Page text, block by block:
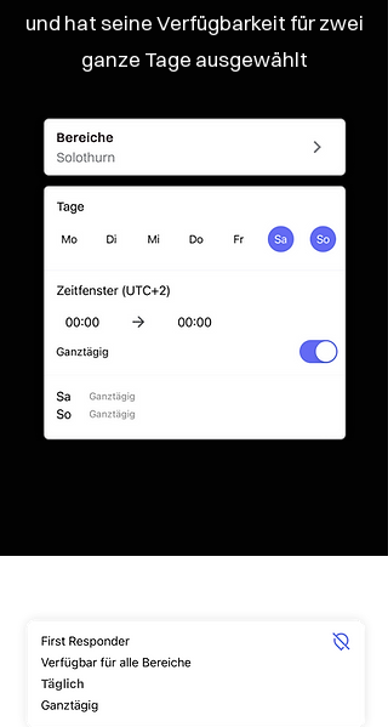
und hat seine Verfügbarkeit für zwei
ganze Tage ausgewählt